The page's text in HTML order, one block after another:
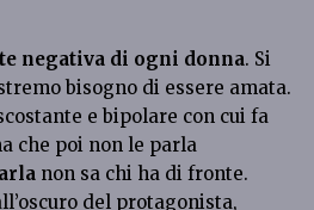
negativa di ogni donna. Si
bisogno di essere amata.
e bipolare con cui fa
che poi non le parla
non sa chi ha di fronte.
del protagonista,